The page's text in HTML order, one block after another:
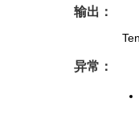
输出：
异常：